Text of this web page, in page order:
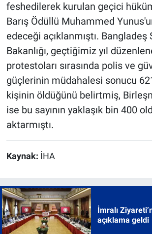
feshedilerek kurulan geçici
Barış Ödüllü Muhammed
edeceği açıklanmıştı. Bangladeş
Bakanlığı, geçtiğimiz yıl
protestoları sırasında polis ve
güçlerinin müdahalesi sonucu
kişinin öldüğünü belirtmiş,
ise bu sayının yaklaşık bin 400
aktarmıştı.
Kaynak: İHA
İmralı
açıklama geldi